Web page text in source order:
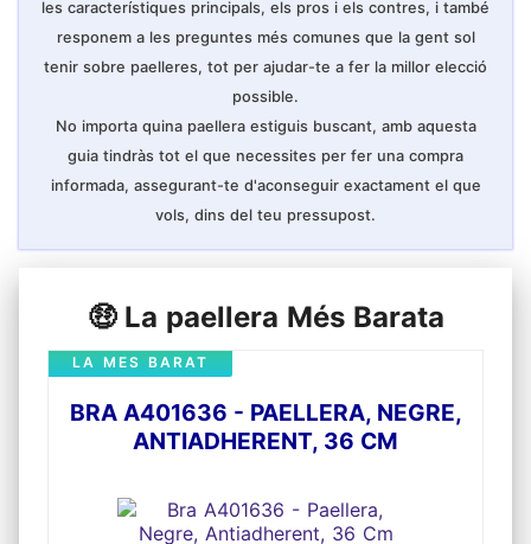
les característiques principals, els pros i els contres, i també
responem a les preguntes més comunes que la gent sol
tenir sobre paelleres, tot per ajudar-te a fer la millor elecció
possible.
No importa quina paellera estiguis buscant, amb aquesta
guia tindràs tot el que necessites per fer una compra
informada, assegurant-te d'aconseguir exactament el que
vols, dins del teu pressupost.
🤑 La paellera Més Barata
BRA A401636 - PAELLERA, NEGRE,
ANTIADHERENT, 36 CM
LA MES BARAT